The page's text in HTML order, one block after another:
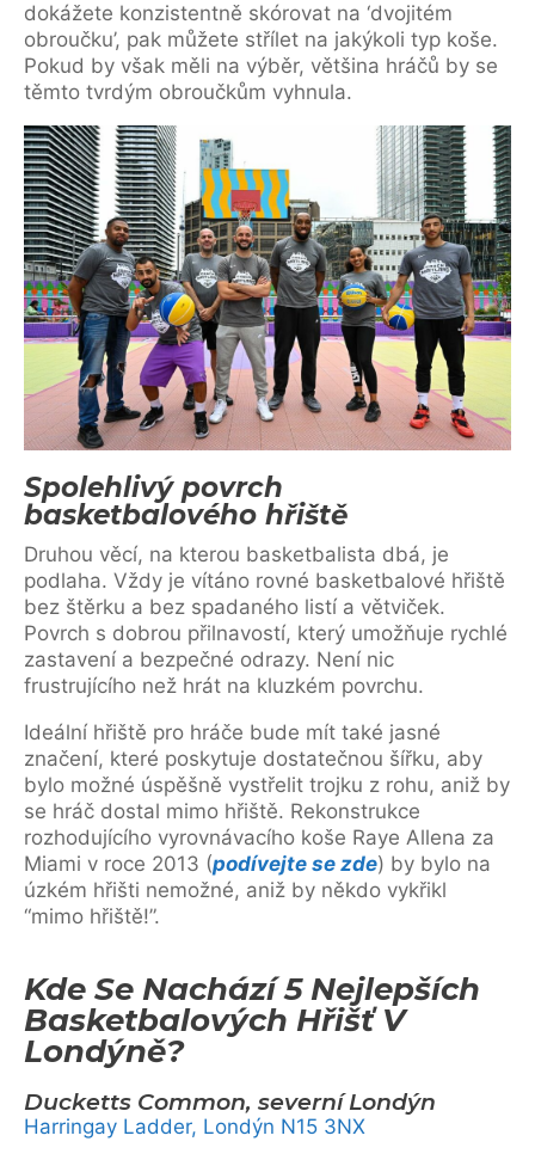
dokážete konzistentně skórovat na ‘dvojitém
obroučku’, pak můžete střílet na jakýkoli typ koše.
Pokud by však měli na výběr, většina hráčů by se
těmto tvrdým obroučkům vyhnula.
Spolehlivý povrch
basketbalového hřiště
Druhou věcí, na kterou basketbalista dbá, je
podlaha. Vždy je vítáno rovné basketbalové hřiště
bez štěrku a bez spadaného listí a větviček.
Povrch s dobrou přilnavostí, který umožňuje rychlé
zastavení a bezpečné odrazy. Není nic
frustrujícího než hrát na kluzkém povrchu.
Ideální hřiště pro hráče bude mít také jasné
značení, které poskytuje dostatečnou šířku, aby
bylo možné úspěšně vystřelit trojku z rohu, aniž by
se hráč dostal mimo hřiště. Rekonstrukce
rozhodujícího vyrovnávacího koše Raye Allena za
Miami v roce 2013 (podívejte se zde) by bylo na
úzkém hřišti nemožné, aniž by někdo vykřikl
“mimo hřiště!”.
Kde Se Nachází 5 Nejlepších
Basketbalových Hřišť V
Londýně?
Ducketts Common, severní Londýn
Harringay Ladder, Londýn N15 3NX